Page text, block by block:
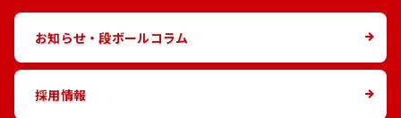
お知らせ・段ボールコラム
採用情報